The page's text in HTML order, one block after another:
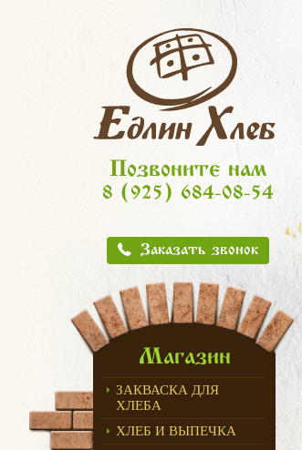
Позвоните нам
8 (925) 684-08-54
Заказать звонок
Магазин
ЗАКВАСКА ДЛЯ
ХЛЕБА
ХЛЕБ И ВЫПЕЧКА